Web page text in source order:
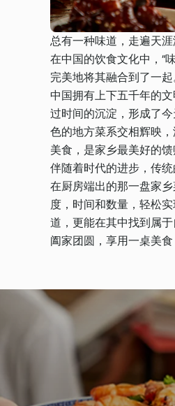
总有一种味道，走遍天
在中国的饮食文化中，“
完美地将其融合到了一
中国拥有上下五千年的
过时间的沉淀，形成了
色的地方菜系交相辉映
美食，是家乡最美好的
伴随着时代的进步，传
在厨房端出的那一盘家
度，时间和数量，轻松
道，更能在其中找到属于
阖家团圆，享用一桌美